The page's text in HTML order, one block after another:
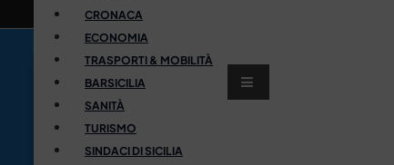
CRONACA
ECONOMIA
TRASPORTI & MOBILITÀ
BARSICILIA
SANITÀ
TURISMO
SINDACI DI SICILIA